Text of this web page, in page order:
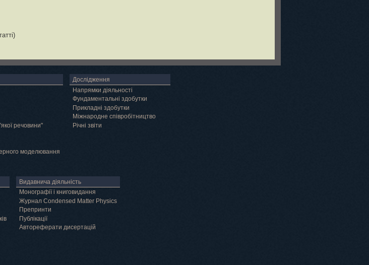
речовини"
моделювання
Дослідження
Напрямки діяльності
Фундаментальні здобутки
Прикладні здобутки
Міжнародне співробітництво
Річні звіти
Видавнича діяльність
Монографії і книговидання
Журнал Condensed Matter Physics
Препринти
Публікації
Автореферати дисертацій